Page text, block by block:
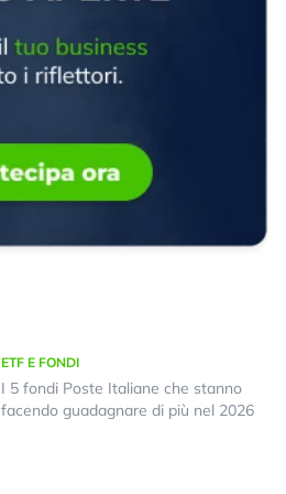
ETF E FONDI
I 5 fondi Poste Italiane che stanno
facendo guadagnare di più nel 2026